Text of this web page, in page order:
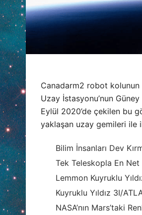
Canadarm2 robot kolunun
Uzay İstasyonu’nun
Eylül 2020’de çekilen bu
yaklaşan uzay gemileri ile
Bilim İnsanları Dev
Tek Teleskopla En Net
Lemmon Kuyruklu
Kuyruklu Yıldız 3I/
NASA’nın Mars’taki